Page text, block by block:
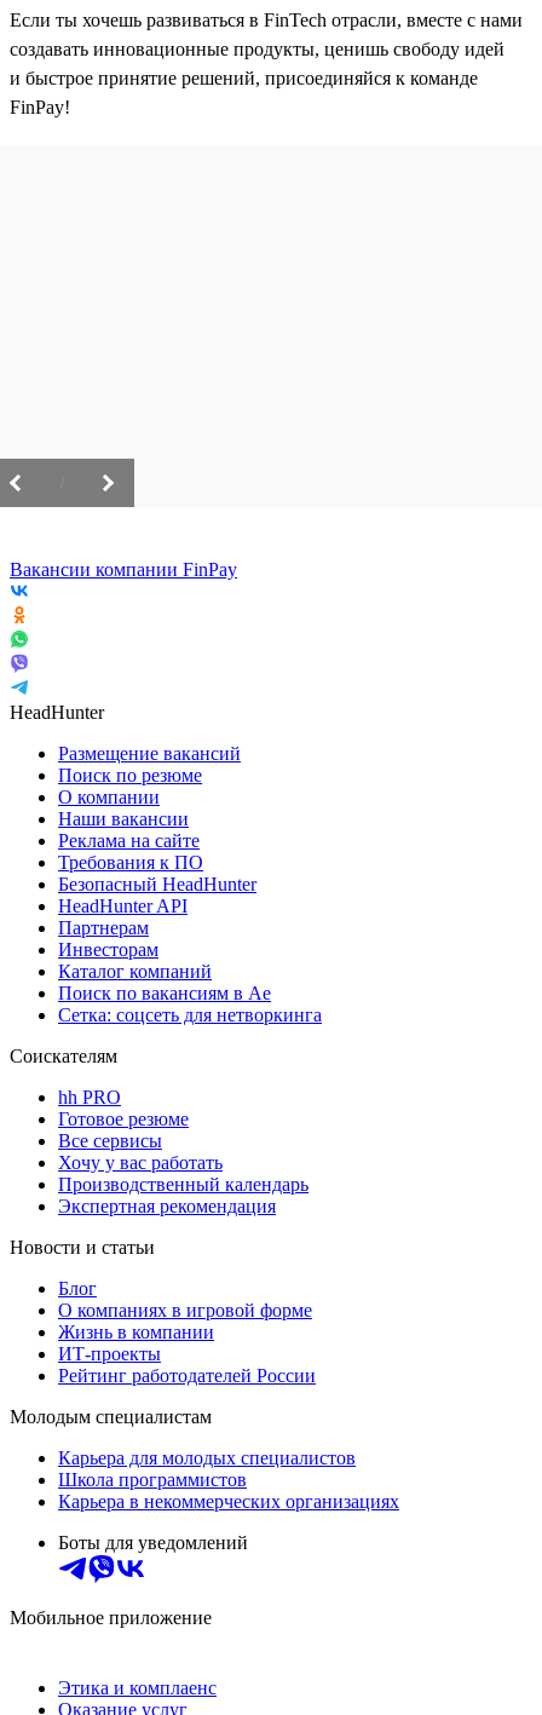
Если ты хочешь развиваться в FinTech отрасли, вместе с нами
создавать инновационные продукты, ценишь свободу идей
и быстрое принятие решений, присоединяйся к команде
FinPay!
Вакансии компании FinPay
HeadHunter
Размещение вакансий
Поиск по резюме
О компании
Наши вакансии
Реклама на сайте
Требования к ПО
Безопасный HeadHunter
HeadHunter API
Партнерам
Инвесторам
Каталог компаний
Поиск по вакансиям в Ае
Сетка: соцсеть для нетворкинга
Соискателям
hh PRO
Готовое резюме
Все сервисы
Хочу у вас работать
Производственный календарь
Экспертная рекомендация
Новости и статьи
Блог
О компаниях в игровой форме
Жизнь в компании
ИТ-проекты
Рейтинг работодателей России
Молодым специалистам
Карьера для молодых специалистов
Школа программистов
Карьера в некоммерческих организациях
Боты для уведомлений
Мобильное приложение
Этика и комплаенс
Оказание услуг